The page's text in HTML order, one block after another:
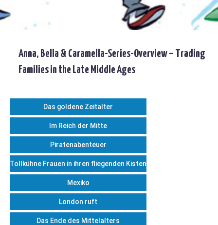
Anna, Bella & Caramella-Series-Overview – Trading
Families in the Late Middle Ages
Das goldene Zeitalter
Im Reich der Mitte
Piratenabenteuer
Tollkühne Frauen in ihren fliegenden Kisten
Mexiko
London ruft
Das Ende des Mittelalters